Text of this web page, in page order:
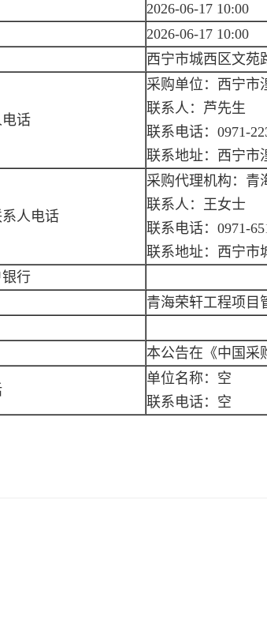
2026-06-17 10:00
2026-06-17 10:00
西宁市城西区文苑
话
采购单位：西宁市
联系人：芦先生
联系电话：0971-
联系地址：西宁市
人电话
采购代理机构：青
联系人：王女士
联系电话：0971-
联系地址：西宁市
行
青海荣轩工程项目
本公告在《中国采
单位名称：空
联系电话：空